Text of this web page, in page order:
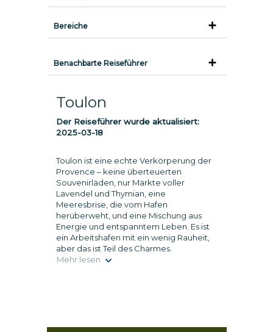
Bereiche
Benachbarte Reiseführer
Toulon
Der Reiseführer wurde aktualisiert:
2025-03-18
Toulon ist eine echte Verkörperung der
Provence – keine überteuerten
Souvenirläden, nur Märkte voller
Lavendel und Thymian, eine
Meeresbrise, die vom Hafen
herüberweht, und eine Mischung aus
Energie und entspanntem Leben. Es ist
ein Arbeitshafen mit ein wenig Rauheit,
aber das ist Teil des Charmes.
Mehr lesen